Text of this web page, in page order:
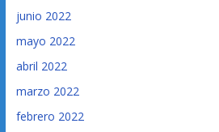
junio 2022
mayo 2022
abril 2022
marzo 2022
febrero 2022